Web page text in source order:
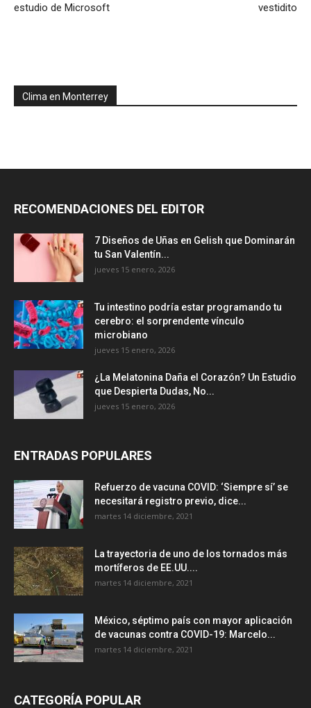
estudio de Microsoft
vestidito
Clima en Monterrey
RECOMENDACIONES DEL EDITOR
7 Diseños de Uñas en Gelish que Dominarán
tu San Valentín...
jueves 15 enero, 2026
Tu intestino podría estar programando tu
cerebro: el sorprendente vínculo
microbiano
jueves 15 enero, 2026
¿La Melatonina Daña el Corazón? Un Estudio
que Despierta Dudas, No...
jueves 15 enero, 2026
ENTRADAS POPULARES
Refuerzo de vacuna COVID: ‘Siempre sí’ se
necesitará registro previo, dice...
martes 14 diciembre, 2021
La trayectoria de uno de los tornados más
mortíferos de EE.UU....
martes 14 diciembre, 2021
México, séptimo país con mayor aplicación
de vacunas contra COVID-19: Marcelo...
martes 14 diciembre, 2021
CATEGORÍA POPULAR